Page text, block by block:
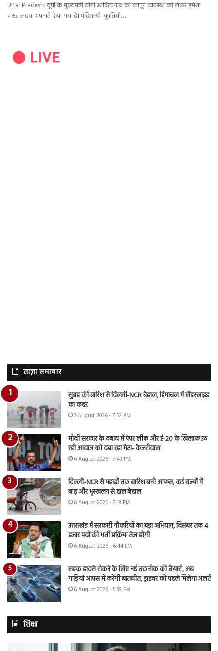
Uttar Pradesh: यूपी के मुख्यमंत्री योगी आदित्यनाथ को कानून व्यवस्था को लेकर हमेशा
सख्त लहजा अपनाते देखा गया है। महिलाओं-युवतियों…
ताज़ा समाचार
सुबह की बारिश से दिल्ली-NCR बेहाल, हिमाचल में लैंडस्लाइड
का कहर
7 August 2026 - 7:52 AM
मोदी सरकार के दबाव में पेपर लीक और ई-20 के खिलाफ उठ
रही आवाज को दबा रहा मेटा- केजरीवाल
6 August 2026 - 7:43 PM
दिल्ली-NCR से पहाड़ों तक बारिश बनी आफत, कई राज्यों में
बाढ़ और भूस्खलन से हाल बेहाल
6 August 2026 - 7:13 PM
उत्तराखंड में सरकारी नौकरियों का बड़ा अभियान, दिसंबर तक 4
हजार पदों की भर्ती प्रक्रिया तेज होगी
6 August 2026 - 6:44 PM
सड़क हादसे रोकने के लिए नई तकनीक की तैयारी, अब
गाड़ियां आपस में करेंगी बातचीत, ड्राइवर को पहले मिलेगा अलर्ट
6 August 2026 - 5:33 PM
शिक्षा